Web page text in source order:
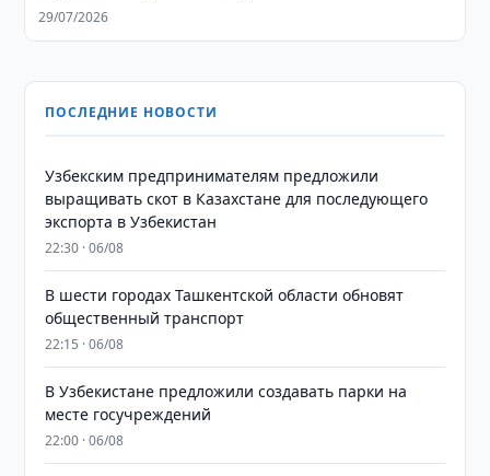
29/07/2026
ПОСЛЕДНИЕ НОВОСТИ
Узбекским предпринимателям предложили
выращивать скот в Казахстане для последующего
экспорта в Узбекистан
22:30 · 06/08
В шести городах Ташкентской области обновят
общественный транспорт
22:15 · 06/08
В Узбекистане предложили создавать парки на
месте госучреждений
22:00 · 06/08